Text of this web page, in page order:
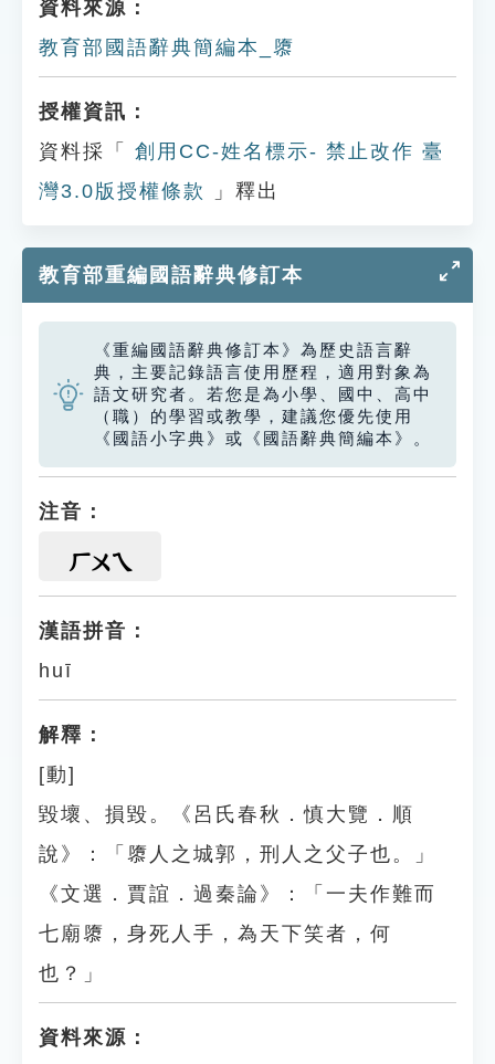
資料來源：
教育部國語辭典簡編本_隳
授權資訊：
資料採「
創用CC-姓名標示- 禁止改作 臺
灣3.0版授權條款
」釋出
教育部重編國語辭典修訂本
《重編國語辭典修訂本》為歷史語言辭
典，主要記錄語言使用歷程，適用對象為
語文研究者。若您是為小學、國中、高中
（職）的學習或教學，建議您優先使用
《國語小字典》或《國語辭典簡編本》。
注音：
ㄏㄨㄟ
漢語拼音：
huī
解釋：
[動]
毀壞、損毀。《呂氏春秋．慎大覽．順
說》：「隳人之城郭，刑人之父子也。」
《文選．賈誼．過秦論》：「一夫作難而
七廟隳，身死人手，為天下笑者，何
也？」
資料來源：